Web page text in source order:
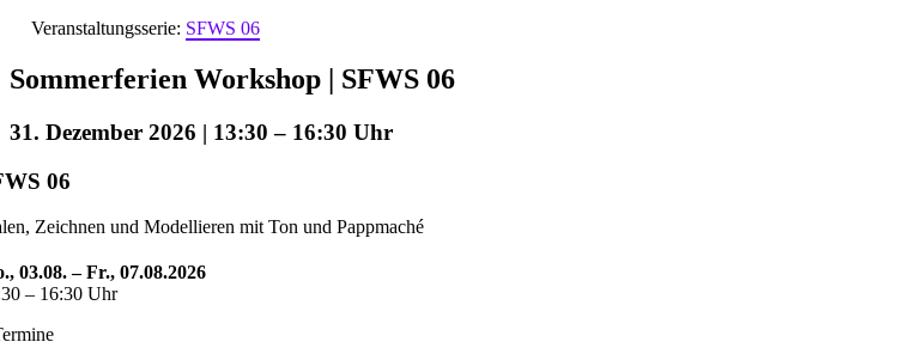
Veranstaltungsserie: SFWS 06
Sommerferien Workshop | SFWS 06
31. Dezember 2026 | 13:30 – 16:30
06
Zeichnen und Modellieren mit Ton und Pappmaché
03.08. – Fr., 07.08.2026
– 16:30 Uhr